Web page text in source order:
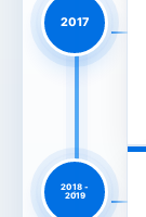
2017
2018 -
2019